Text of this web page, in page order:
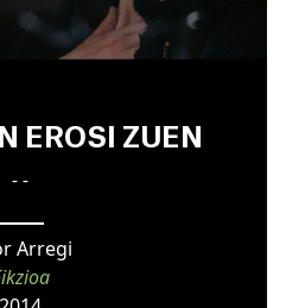
EROSI ZUEN
- -
Arregi